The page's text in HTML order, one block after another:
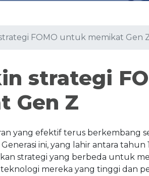
FOMO untuk memikat Gen
strategi
Gen Z
yang efektif terus berkembang
ini, yang lahir antara
strategi yang berbeda untuk
mereka yang tinggi dan